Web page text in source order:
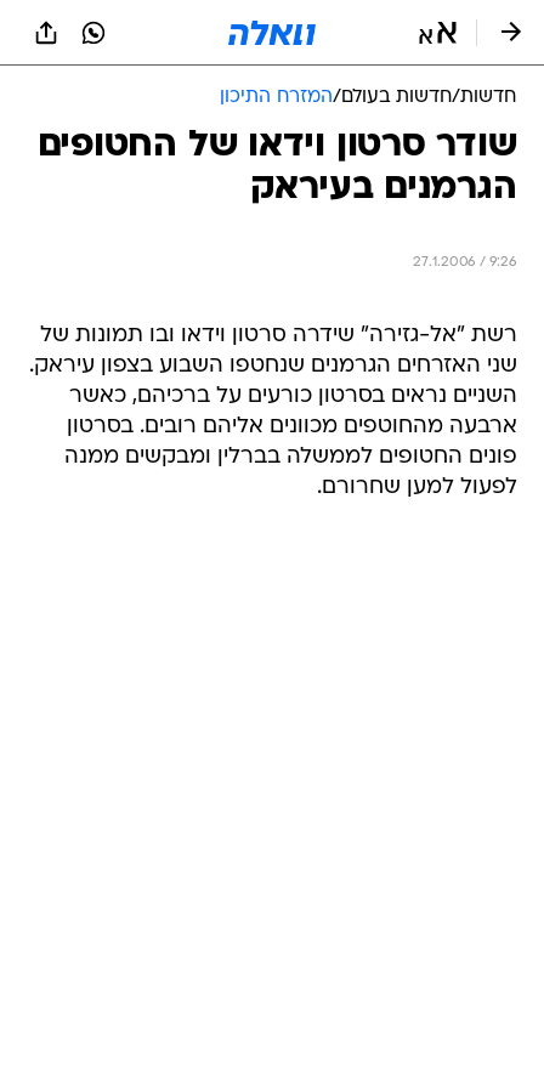
חדשות/חדשות בעולם/המזרח התיכון
שודר סרטון וידאו של החטופים
הגרמנים בעיראק
27.1.2006 / 9:26
רשת "אל-גזירה" שידרה סרטון וידאו ובו תמונות של
שני האזרחים הגרמנים שנחטפו השבוע בצפון עיראק.
השניים נראים בסרטון כורעים על ברכיהם, כאשר
ארבעה מהחוטפים מכוונים אליהם רובים. בסרטון
פונים החטופים לממשלה בברלין ומבקשים ממנה
לפעול למען שחרורם.